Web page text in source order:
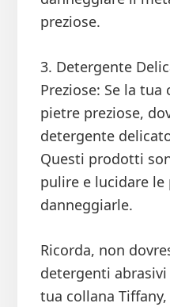
preziose.
3. Detergente
Preziose: Se la
pietre preziose,
detergente
Questi prodotti
pulire e lucidare le
danneggiarle.
Ricorda, non
detergenti
tua collana